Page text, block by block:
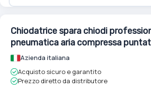
Chiodatrice spara chiodi
pneumatica aria compressa
Azienda italiana
Acquisto sicuro e garantito
Prezzo diretto da distributore